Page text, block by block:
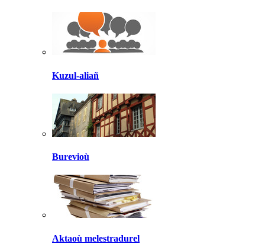
Kuzul-aliañ
Burevioù
Aktaoù melestradurel